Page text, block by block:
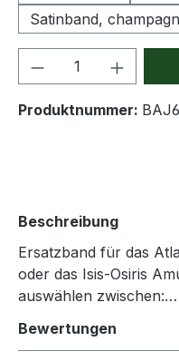
Satinband,
Produkt
Produktnummer:
Beschreibung
Ersatzband für das
oder das Isis-Osiris
auswählen zwischen:…
Bewertungen